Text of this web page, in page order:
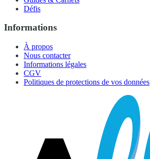
Défis
Informations
À propos
Nous contacter
Informations légales
CGV
Politiques de protections de vos données